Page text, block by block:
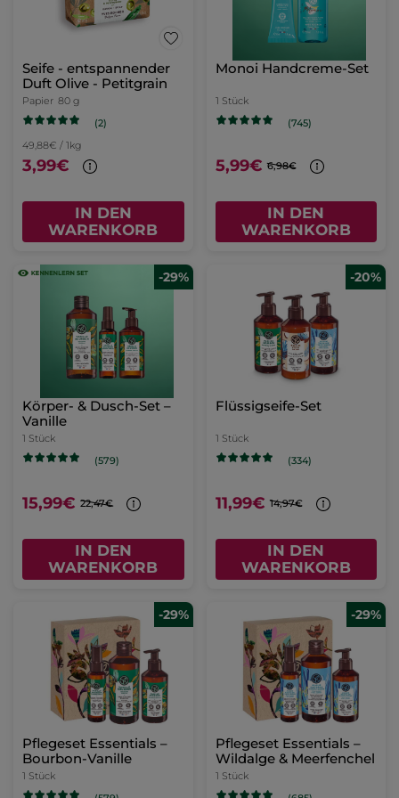
Seife - entspannender
Duft Olive - Petitgrain
Papier 80 g
(2)
49,88€ / 1kg
3,99€
IN DEN
WARENKORB
Monoi Handcreme-Set
1 Stück
(745)
5,99€ 6,98€
IN DEN
WARENKORB
-29%
Körper- & Dusch-Set –
Vanille
1 Stück
(579)
15,99€ 22,47€
IN DEN
WARENKORB
-20%
Flüssigseife-Set
1 Stück
(334)
11,99€ 14,97€
IN DEN
WARENKORB
-29%
Pflegeset Essentials –
Bourbon-Vanille
1 Stück
-29%
Pflegeset Essentials –
Wildalge & Meerfenchel
1 Stück